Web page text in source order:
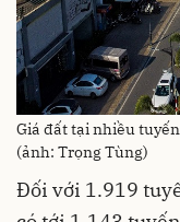
Giá đất tại nhiều
(ảnh: Trọng Tùng)
Đối với 1.919